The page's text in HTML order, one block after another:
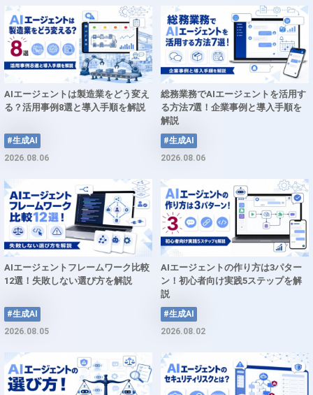
AIエージェントは製造業をどう変え
る？活用事例8選と導入手順を解説
#生成AI
2026.08.06
総務業務でAIエージェントを活用す
る方法7選！企業事例と導入手順を
解説
#生成AI
2026.08.06
AIエージェントフレームワーク比較
12選！失敗しない選び方を解説
#生成AI
2026.08.05
AIエージェントの作り方は3パター
ン！初心者向け実践5ステップを解
説
#生成AI
2026.08.02